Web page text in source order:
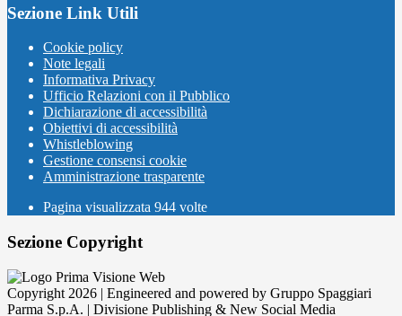
Sezione Link Utili
Cookie policy
Note legali
Informativa Privacy
Ufficio Relazioni con il Pubblico
Dichiarazione di accessibilità
Obiettivi di accessibilità
Whistleblowing
Gestione consensi cookie
Amministrazione trasparente
Pagina visualizzata 944 volte
Sezione Copyright
Copyright 2026 | Engineered and powered by Gruppo Spaggiari
Parma S.p.A. | Divisione Publishing & New Social Media